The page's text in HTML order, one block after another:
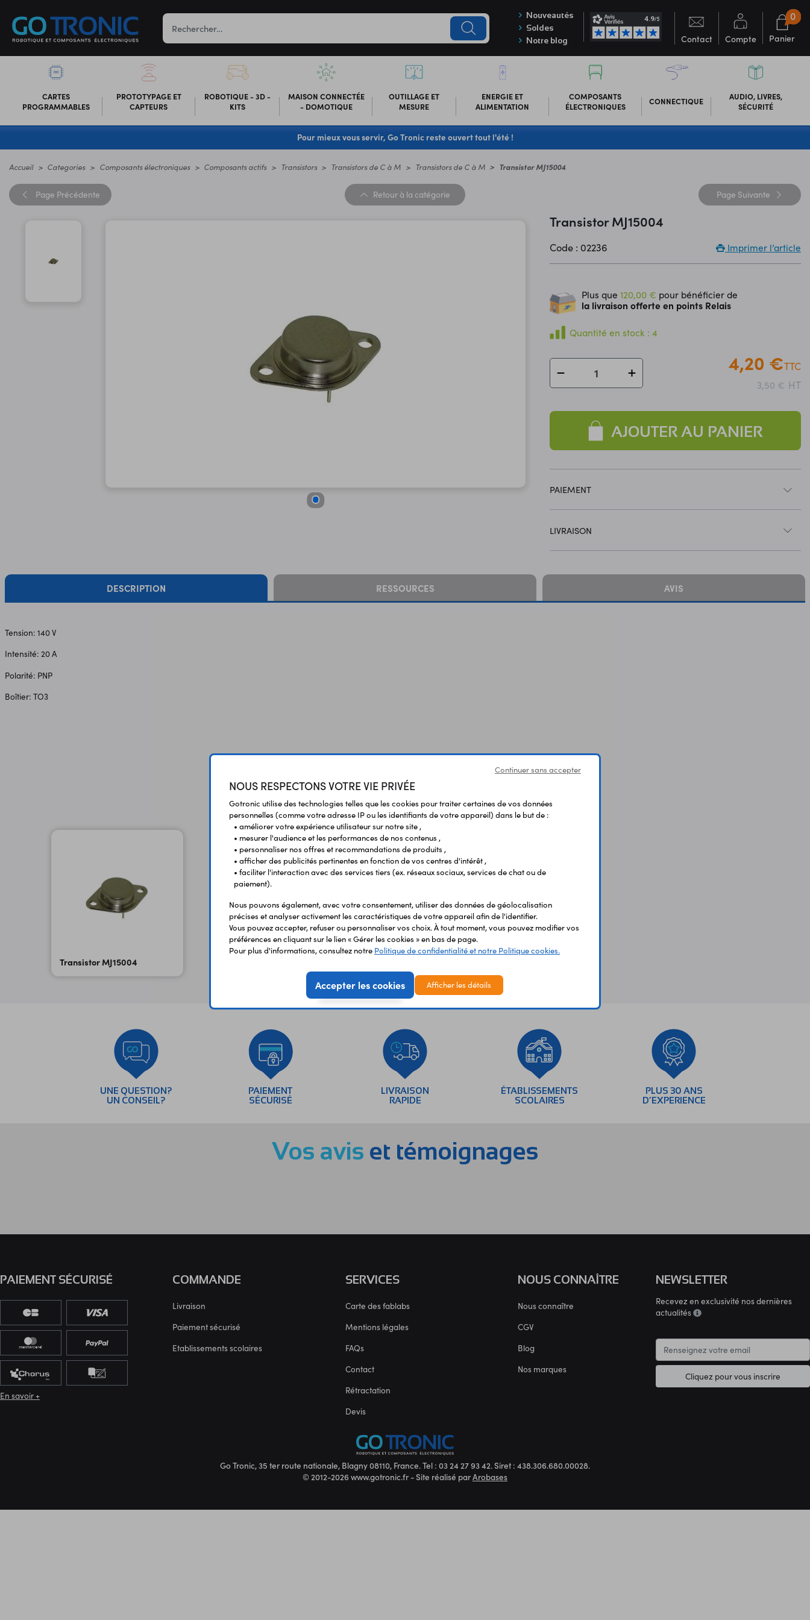
Nouveautés
Soldes
Notre blog
Contact Compte Panier
0
CARTES
PROGRAMMABLES
PROTOTYPAGE ET
CAPTEURS
ROBOTIQUE - 3D -
KITS
MAISON CONNECTÉE
- DOMOTIQUE
OUTILLAGE ET
MESURE
ENERGIE ET
ALIMENTATION
COMPOSANTS
ÉLECTRONIQUES
CONNECTIQUE
AUDIO, LIVRES,
SÉCURITÉ
Pour mieux vous servir, Go Tronic reste ouvert tout l'été !
Accueil Categories Composants électroniques Composants actifs Transistors Transistors de C à M Transistors de C à M Transistor MJ15004
Page Précédente Retour à la catégorie Page Suivante
Transistor MJ15004
Code : 02236 Imprimer l’article
Plus que120,00 € pour bénéficier de
la livraison offerte en points Relais
Quantité en stock : 4
4,20 €TTC
3,50 € HT
AJOUTER AU PANIER
PAIEMENT
LIVRAISON
DESCRIPTION RESSOURCES AVIS
Tension: 140 V
Intensité: 20 A
Polarité: PNP
Boîtier: TO3
Vous avez déja consulté
Transistor MJ15004
UNE QUESTION?
UN CONSEIL?
PAIEMENT
SÉCURISÉ
LIVRAISON
RAPIDE
ÉTABLISSEMENTS
SCOLAIRES
PLUS 30 ANS
D’EXPERIENCE
Vos avis et témoignages
COMMANDE
Livraison
Paiement sécurisé
Etablissements scolaires
SERVICES
Carte des fablabs
Mentions légales
FAQs
Contact
Rétractation
Devis
NOUS CONNAÎTRE
Nous connaître
CGV
Blog
Nos marques
NEWSLETTER
Recevez en exclusivité nos dernières
actualités
Cliquez pour vous inscrire
PAIEMENT SÉCURISÉ
En savoir +
Go Tronic, 35 ter route nationale, Blagny 08110, France. Tel : 03 24 27 93 42. Siret : 438.306.680.00028.
© 2012-2026 www.gotronic.fr - Site réalisé parArobases
Continuer sans accepter
NOUS RESPECTONS VOTRE VIE PRIVÉE
Gotronic utilise des technologies telles que les cookies pour traiter certaines de vos données
personnelles (comme votre adresse IP ou les identifiants de votre appareil) dans le but de :
• améliorer votre expérience utilisateur sur notre site ,
• mesurer l'audience et les performances de nos contenus ,
• personnaliser nos offres et recommandations de produits ,
• afficher des publicités pertinentes en fonction de vos centres d'intérêt ,
• faciliter l'interaction avec des services tiers (ex. réseaux sociaux, services de chat ou de
paiement).
Nous pouvons également, avec votre consentement, utiliser des données de géolocalisation
précises et analyser activement les caractéristiques de votre appareil afin de l'identifier.
Vous pouvez accepter, refuser ou personnaliser vos choix. À tout moment, vous pouvez modifier vos
préférences en cliquant sur le lien « Gérer les cookies » en bas de page.
Pour plus d'informations, consultez notre Politique de confidentialité et notre Politique cookies.
Accepter les cookies Afficher les détails